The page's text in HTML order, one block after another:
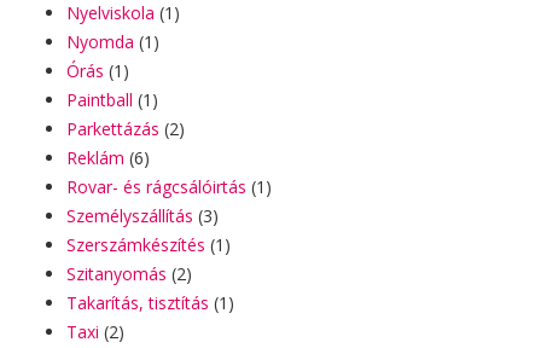
Nyelviskola (1)
Nyomda (1)
Órás (1)
Paintball (1)
Parkettázás (2)
Reklám (6)
Rovar- és rágcsálóirtás (1)
Személyszállítás (3)
Szerszámkészítés (1)
Szitanyomás (2)
Takarítás, tisztítás (1)
Taxi (2)